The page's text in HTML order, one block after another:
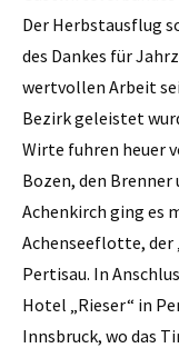
Der Herbstausflug
des Dankes für
wertvollen Arbeit
Bezirk geleistet
Wirte fuhren heuer
Bozen, den Brenner
Achenkirch ging es
Achenseeflotte, der
Pertisau. In
Hotel „Rieser“ in
Innsbruck, wo das